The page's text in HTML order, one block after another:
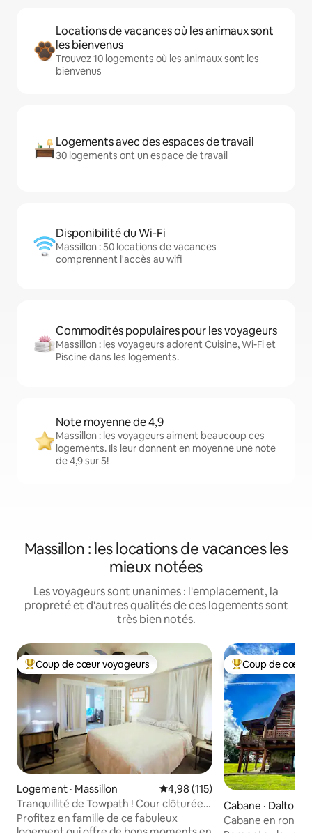
Locations de vacances où les animaux sont
les bienvenus
Trouvez 10 logements où les animaux sont les
bienvenus
Logements avec des espaces de travail
30 logements ont un espace de travail
Disponibilité du Wi-Fi
Massillon : 50 locations de vacances
comprennent l'accès au wifi
Commodités populaires pour les voyageurs
Massillon : les voyageurs adorent Cuisine, Wi-Fi et
Piscine dans les logements.
Note moyenne de 4,9
Massillon : les voyageurs aiment beaucoup ces
logements. Ils leur donnent en moyenne une note
de 4,9 sur 5!
Massillon : les locations de vacances les
mieux notées
Les voyageurs sont unanimes : l'emplacement, la
propreté et d'autres qualités de ces logements sont
très bien notés.
Coup de cœur voyageurs parmi les plus aimés
Coup de cœur voyageurs
Logement · Massillon Note moyenne de 4,98 sur 5,
4,98 (115)
Tranquillité de Towpath ! Cour clôturée,
séjour prolongé, W&D !
Profitez en famille de ce fabuleux
Coup de cœur
Coup de cœur
Cabane · Dalton
Cabane en